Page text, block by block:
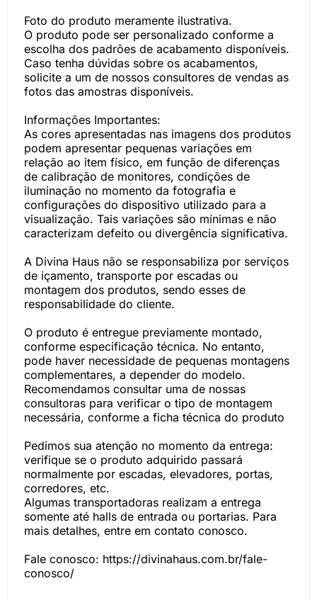
Foto do produto meramente ilustrativa.
O produto pode ser personalizado conforme a
escolha dos padrões de acabamento disponíveis.
Caso tenha dúvidas sobre os acabamentos,
solicite a um de nossos consultores de vendas as
fotos das amostras disponíveis.
Informações Importantes:
As cores apresentadas nas imagens dos produtos
podem apresentar pequenas variações em
relação ao item físico, em função de diferenças
de calibração de monitores, condições de
iluminação no momento da fotografia e
configurações do dispositivo utilizado para a
visualização. Tais variações são mínimas e não
caracterizam defeito ou divergência significativa.
A Divina Haus não se responsabiliza por serviços
de içamento, transporte por escadas ou
montagem dos produtos, sendo esses de
responsabilidade do cliente.
O produto é entregue previamente montado,
conforme especificação técnica. No entanto,
pode haver necessidade de pequenas montagens
complementares, a depender do modelo.
Recomendamos consultar uma de nossas
consultoras para verificar o tipo de montagem
necessária, conforme a ficha técnica do produto
Pedimos sua atenção no momento da entrega:
verifique se o produto adquirido passará
normalmente por escadas, elevadores, portas,
corredores, etc.
Algumas transportadoras realizam a entrega
somente até halls de entrada ou portarias. Para
mais detalhes, entre em contato conosco.
Fale conosco: https://divinahaus.com.br/fale-
conosco/